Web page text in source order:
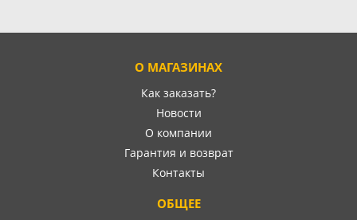
О МАГАЗИНАХ
Как заказать?
Новости
О компании
Гарантия и возврат
Контакты
ОБЩЕЕ